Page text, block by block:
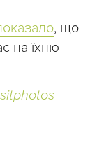
, що
на їхню